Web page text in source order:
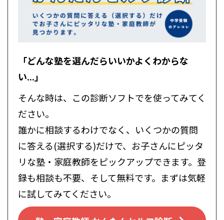
「どんな塾を選んだらいいかよくわからな
い...」
そんな時は、この診断ソフトでを使ってみてく
ださい。
誰かに相談するわけでなく、いくつかの質問
に答える(選択する)だけで、お子さんにピッタ
リな塾・家庭教師をピックアップできます。登
録も相談も不要、そして無料です。まずは気軽
に試してみてください。